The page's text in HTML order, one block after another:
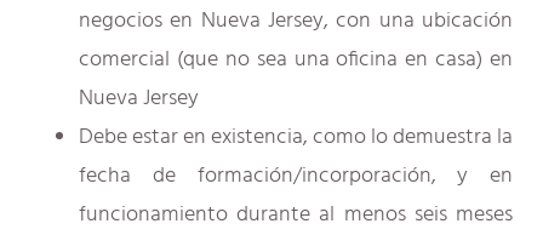
negocios en Nueva Jersey, con una ubicación
comercial (que no sea una oficina en casa) en
Nueva Jersey
Debe estar en existencia, como lo demuestra la
fecha de formación/incorporación, y en
funcionamiento durante al menos seis meses